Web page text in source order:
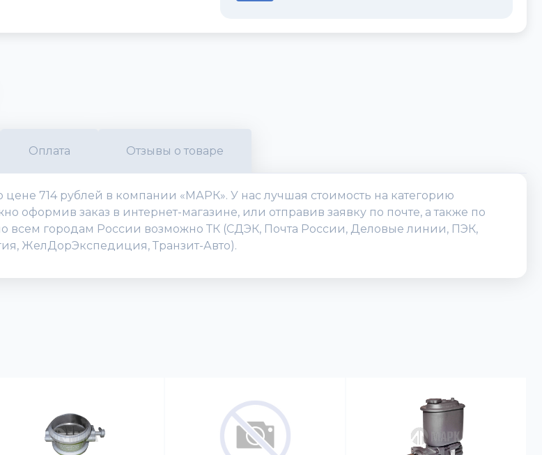
Оплата Отзывы о товаре
714 рублей в компании «МАРК». У нас лучшая стоимость на категорию
заказ в интернет-магазине, или отправив заявку по почте, а также по
всем городам России возможно ТК (СДЭК, Почта России, Деловые линии, ПЭК,
ЖелДорЭкспедиция, Транзит-Авто).